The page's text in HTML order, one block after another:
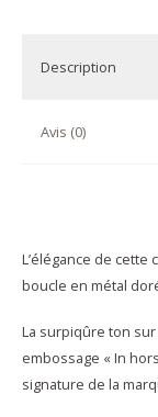
Description
Avis (0)
L’élégance de
boucle en métal
La surpiqûre ton
embossage « In
signature de la